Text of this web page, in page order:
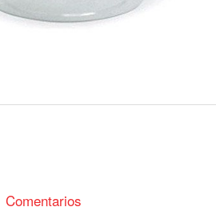
Comentarios